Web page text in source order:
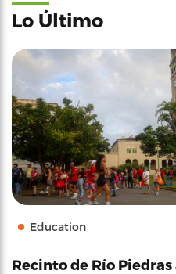
Lo Último
Education
Recinto de Río